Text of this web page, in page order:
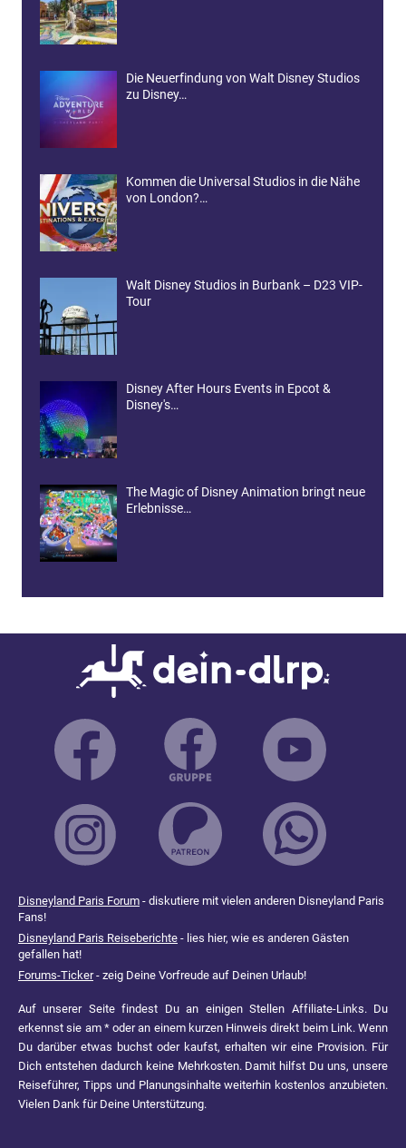
Die Neuerfindung von Walt Disney Studios
zu Disney…
Kommen die Universal Studios in die Nähe
von London?…
Walt Disney Studios in Burbank – D23 VIP-
Tour
Disney After Hours Events in Epcot &
Disney's…
The Magic of Disney Animation bringt neue
Erlebnisse…
Disneyland Paris Forum - diskutiere mit vielen anderen Disneyland Paris
Fans!
Disneyland Paris Reiseberichte - lies hier, wie es anderen Gästen
gefallen hat!
Forums-Ticker- zeig Deine Vorfreude auf Deinen Urlaub!
Auf unserer Seite findest Du an einigen Stellen Affiliate-Links. Du
erkennst sie am * oder an einem kurzen Hinweis direkt beim Link. Wenn
Du darüber etwas buchst oder kaufst, erhalten wir eine Provision. Für
Dich entstehen dadurch keine Mehrkosten. Damit hilfst Du uns, unsere
Reiseführer, Tipps und Planungsinhalte weiterhin kostenlos anzubieten.
Vielen Dank für Deine Unterstützung.